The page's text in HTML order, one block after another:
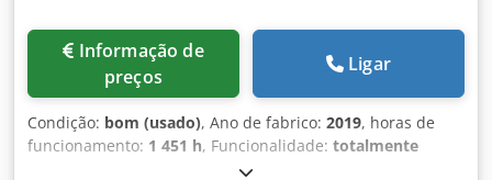
preços
Ligar
Condição: bom (usado), Ano de fabrico: 2019, horas de
funcionamento: 1 451 h, Funcionalidade: totalmente
, número da máquina/veículo: